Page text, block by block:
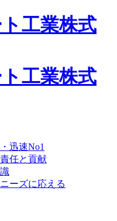
迅速No1
任と貢献
ーズに応える